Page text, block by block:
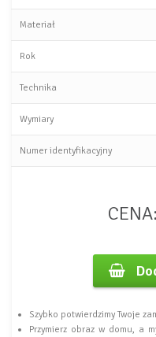
Materiał
Rok
Technika
Wymiary
Numer identyfikacyjny
CENA:
Szybko potwierdzimy Twoje
Przymierz obraz w domu, a